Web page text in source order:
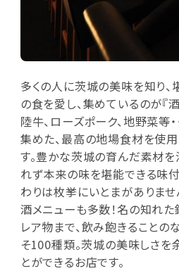
多くの人に茨城の美味を知り、
の食を愛し、集めているのが『
陸牛、ローズポーク、地野菜等
集めた、最高の地場食材を使
す。豊かな茨城の育んだ素材を
れず本来の味を堪能できる味
わりは枚挙にいとまがありませ
酒メニューも多数！名の知れ
レア物まで、飲み飽きること
そ100種類。茨城の美味しさを
とができるお店です。